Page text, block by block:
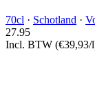
70cl · Schotland ·
27.95
Incl. BTW (€39,93/